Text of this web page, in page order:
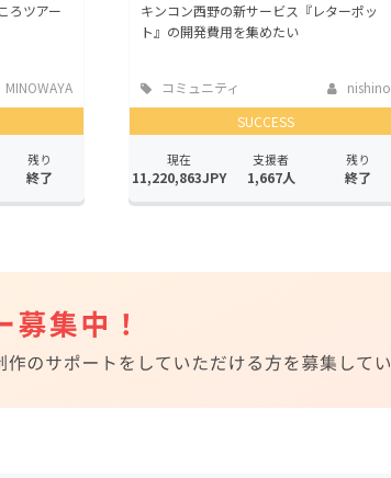
ろツアー
MINOWAYA
残り
終了
キンコン西野の新サービス『レターポッ
ト』の開発費用を集めたい
コミュニティ
nishino
SUCCESS
現在
11,220,863JPY
支援者
1,667人
残り
終了